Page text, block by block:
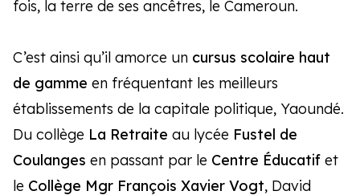
fois, la terre de ses ancêtres, le Cameroun.
C’est ainsi qu’il amorce un cursus scolaire haut
de gamme en fréquentant les meilleurs
établissements de la capitale politique, Yaoundé.
Du collège La Retraite au lycée Fustel de
Coulanges en passant par le Centre Éducatif et
le Collège Mgr François Xavier Vogt, David